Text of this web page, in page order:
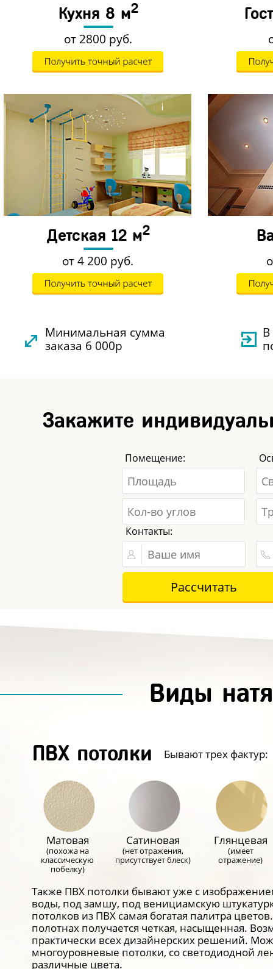
Кухня 8 м2
от 2800 руб.
Детская 12 м2
от 4 200 руб.
Минимальная сумма
заказа 6 000р
В
Закажите
Помещение:
Контакты:
Виды
ПВХ потолки Бывают трех фактур:
Матовая
(похожа на
классическую
побелку)
Сатиновая
(нет отражения,
присутствует блеск)
Глянцевая
(имеет
отражение)
Также ПВХ потолки бывают уже с
воды, под замшу, под венициамскую
потолков из ПВХ самая богатая палитра
полотнах получается четкая, насыщенная.
практически всех дизайнерских решений.
многоуровневые потолки, со светодиодной
различные цвета.